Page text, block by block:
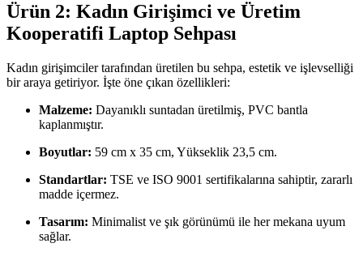
Ürün 2: Kadın Girişimci ve Üretim
Kooperatifi Laptop Sehpası
Kadın girişimciler tarafından üretilen bu sehpa, estetik ve işlevselliği
bir araya getiriyor. İşte öne çıkan özellikleri:
Malzeme: Dayanıklı suntadan üretilmiş, PVC bantla
kaplanmıştır.
Boyutlar: 59 cm x 35 cm, Yükseklik 23,5 cm.
Standartlar: TSE ve ISO 9001 sertifikalarına sahiptir, zararlı
madde içermez.
Tasarım: Minimalist ve şık görünümü ile her mekana uyum
sağlar.